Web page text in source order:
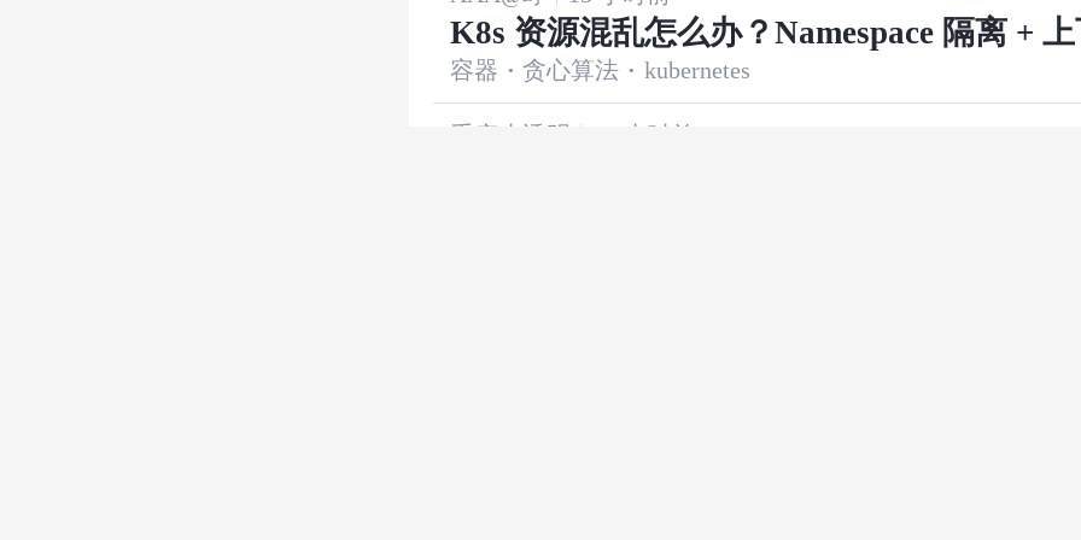
K8s 资源混乱怎么办？Namespace 隔离 +
切换实战
容器 · 贪心算法 · kubernetes
重庆小透明 13 小时前